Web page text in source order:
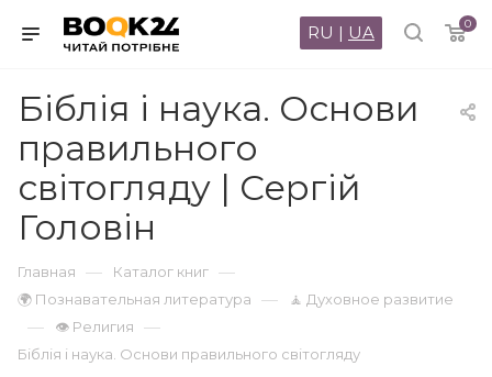
0
RU | UA
Біблія і наука. Основи
правильного
світогляду | Сергій
Головін
Главная — Каталог книг —
🌍 Познавательная литература — 🧘 Духовное развитие
— 👁 Религия —
Біблія і наука. Основи правильного світогляду